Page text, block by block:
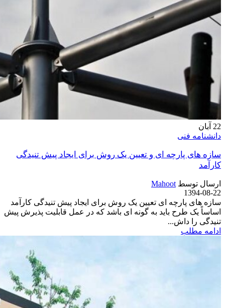
22 آبان
دانشنامه فنی
سازه های پارچه ای و تعیین یک روش برای ایجاد پیش تنیدگی
کارآمد
ارسال توسط Mahoot
1394-08-22
سازه های پارچه ای تعیین یک روش برای ایجاد پیش تنیدگی کارآمد
اساساً یک طرح باید به گونه ای باشد که در عمل قابلیت پذیرش پیش
تنیدگی را داش...
ادامه مطلب